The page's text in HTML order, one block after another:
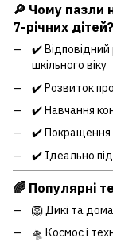
🔎 Чому пазли
7-річних дітей?
✔️ Відповідний
шкільного віку
✔️ Розвиток
✔️ Навчання
✔️ Покращення
✔️ Ідеально
🌈 Популярні
🦁 Дикі та
🛸 Космос і